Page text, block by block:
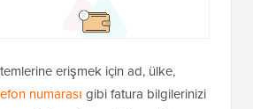
erişmek için ad, ülke,
numarası gibi fatura bilgilerinizi